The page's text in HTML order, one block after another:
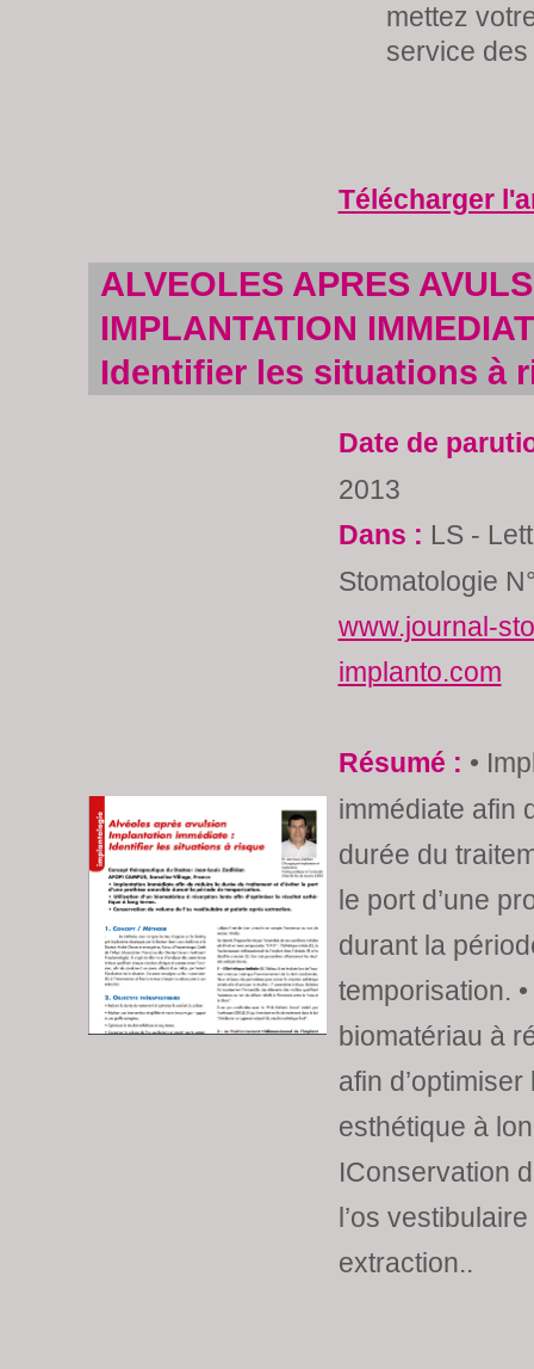
mettez
service
Télécharger
ALVEOLES APRES
IMPLANTATION
Identifier les situations à
Date de
2013
Dans : LS -
Stomatologie
www.journal-
implanto.com
Résumé : •
immédiate afin
durée du
le port d’une
durant la
temporisation.
biomatériau à
afin
esthétique à
IConservation
l’os
extraction..